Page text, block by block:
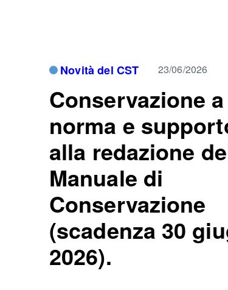
Novità del CST 23/06/2026
Conservazione a
norma e
alla redazione
Manuale di
Conservazione
(scadenza 30
2026).